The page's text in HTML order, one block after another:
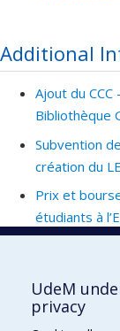
Additional
Ajout du
Bibliothèque
Subvention
création du
Prix et
étudiants à
Faculté
UdeM
privacy